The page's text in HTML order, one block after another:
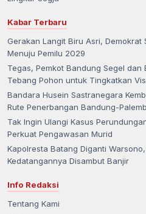
Gerakan Langit Biru Asri, Demokrat
Menuju Pemilu 2029
Tegas, Pemkot Bandung Segel dan
Tebang Pohon untuk Tingkatkan
Bandara Husein Sastranegara
Rute Penerbangan Bandung-
Tak Ingin Ulangi Kasus
Perkuat Pengawasan Murid
Kapolresta Batang Diganti Warsono,
Kedatangannya Disambut Banjir
Tentang Kami
Redaksi